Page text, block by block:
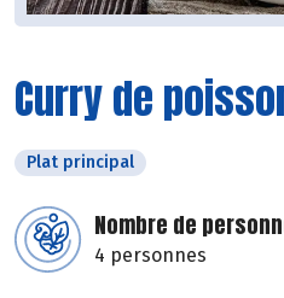
Curry de
Plat principal
Nombre de
4 personnes